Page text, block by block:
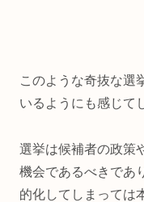
このような奇抜な選
いるようにも感じて
選挙は候補者の政策
機会であるべきであ
的化してしまっては